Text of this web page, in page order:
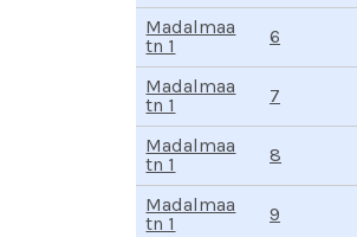
Madalmaa
tn 1
6
Madalmaa
tn 1
7
Madalmaa
tn 1
8
Madalmaa
tn 1
9